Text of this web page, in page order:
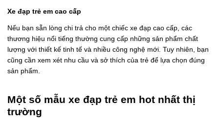
Xe đạp trẻ em cao cấp
Nếu bạn sẵn lòng chi trả cho một chiếc xe đạp cao cấp, các
thương hiệu nổi tiếng thường cung cấp những sản phẩm chất
lượng với thiết kế tinh tế và nhiều công nghệ mới. Tuy nhiên, bạn
cũng cần xem xét nhu cầu và sở thích của trẻ để lựa chọn đúng
sản phẩm.
Một số mẫu xe đạp trẻ em hot nhất thị
trường